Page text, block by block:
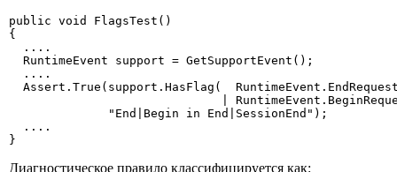
public void FlagsTest()
{
  ....
  RuntimeEvent support = GetSupportEvent();
  ....
Assert.True(support.HasFlag(
|
              "End|Begin in End|SessionEnd");
  ....
}
Диагностическое правило классифицируется как: